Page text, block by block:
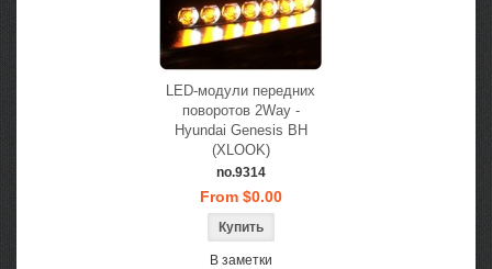
LED-модули передних
поворотов 2Way -
Hyundai Genesis BH
(XLOOK)
no.9314
From $0.00
В заметки